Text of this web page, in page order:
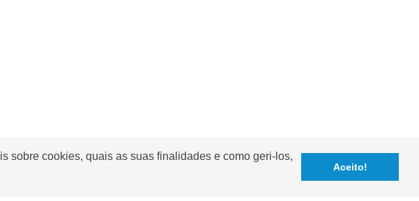
sobre cookies, quais as suas finalidades e como geri-los,
Aceito!